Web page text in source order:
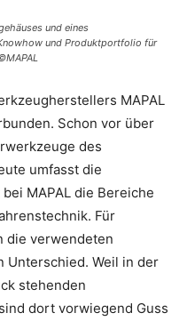
und eines
und Produktportfolio für
MAPAL
Schon vor über
des
umfasst die
MAPAL die Bereiche
Für
die verwendeten
Unterschied. Weil in der
stehenden
dort vorwiegend Guss